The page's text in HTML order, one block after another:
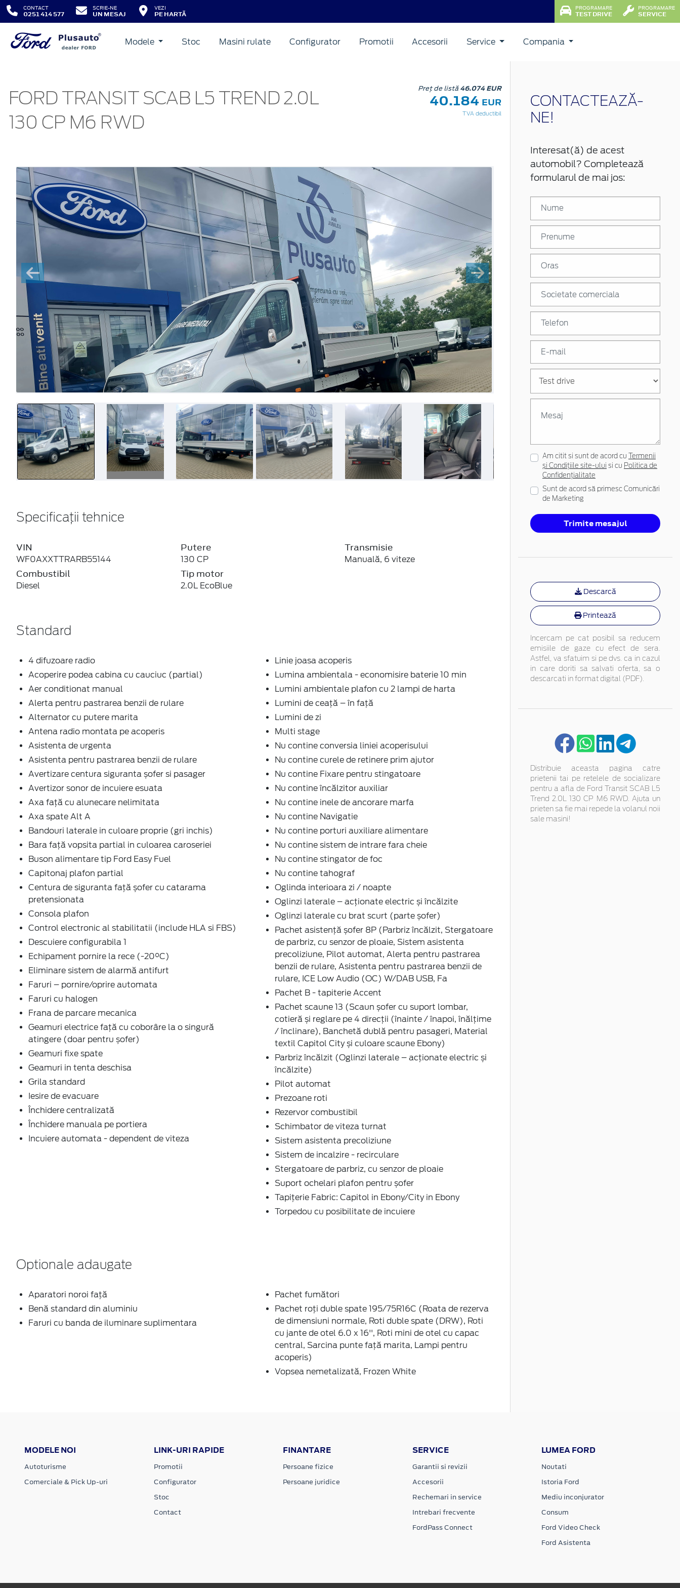
CONTACT
0251 414 577
SCRIE-NE
UN MESAJ
VEZI
PE HARTĂ
PROGRAMARE
TEST DRIVE
PROGRAMARE
SERVICE
Modele Stoc Masini rulate Configurator Promotii Accesorii Service Compania
FORD TRANSIT SCAB L5 TREND 2.0L
130 CP M6 RWD
Preț de listă46.074 EUR
40.184 EUR
TVA deductibil
Specificații tehnice
VIN
WF0AXXTTRARB55144
Combustibil
Diesel
Putere
130 CP
Tip motor
2.0L EcoBlue
Transmisie
Manuală, 6 viteze
Standard
4 difuzoare radio
Acoperire podea cabina cu cauciuc (partial)
Aer conditionat manual
Alerta pentru pastrarea benzii de rulare
Alternator cu putere marita
Antena radio montata pe acoperis
Asistenta de urgenta
Asistenta pentru pastrarea benzii de rulare
Avertizare centura siguranta șofer si pasager
Avertizor sonor de incuiere esuata
Axa față cu alunecare nelimitata
Axa spate Alt A
Bandouri laterale in culoare proprie (gri inchis)
Bara față vopsita partial in culoarea caroseriei
Buson alimentare tip Ford Easy Fuel
Capitonaj plafon partial
Centura de siguranta față șofer cu catarama
pretensionata
Consola plafon
Control electronic al stabilitatii (include HLA si FBS)
Descuiere configurabila 1
Echipament pornire la rece (-20°C)
Eliminare sistem de alarmă antifurt
Faruri – pornire/oprire automata
Faruri cu halogen
Frana de parcare mecanica
Geamuri electrice faţă cu coborâre la o singură
atingere (doar pentru șofer)
Geamuri fixe spate
Geamuri in tenta deschisa
Grila standard
Iesire de evacuare
Închidere centralizată
Închidere manuala pe portiera
Incuiere automata - dependent de viteza
Linie joasa acoperis
Lumina ambientala - economisire baterie 10 min
Lumini ambientale plafon cu 2 lampi de harta
Lumini de ceață – în față
Lumini de zi
Multi stage
Nu contine conversia liniei acoperisului
Nu contine curele de retinere prim ajutor
Nu contine Fixare pentru stingatoare
Nu contine încălzitor auxiliar
Nu contine inele de ancorare marfa
Nu contine Navigatie
Nu contine porturi auxiliare alimentare
Nu contine sistem de intrare fara cheie
Nu contine stingator de foc
Nu contine tahograf
Oglinda interioara zi / noapte
Oglinzi laterale – acționate electric și încălzite
Oglinzi laterale cu brat scurt (parte șofer)
Pachet asistență șofer 8P (Parbriz încălzit, Stergatoare
de parbriz, cu senzor de ploaie, Sistem asistenta
precoliziune, Pilot automat, Alerta pentru pastrarea
benzii de rulare, Asistenta pentru pastrarea benzii de
rulare, ICE Low Audio (OC) W/DAB USB, Fa
Pachet B - tapiterie Accent
Pachet scaune 13 (Scaun șofer cu suport lombar,
cotieră și reglare pe 4 direcții (înainte / înapoi, înălțime
/ înclinare), Banchetă dublă pentru pasageri, Material
textil Capitol City și culoare scaune Ebony)
Parbriz încălzit (Oglinzi laterale – acționate electric și
încălzite)
Pilot automat
Prezoane roti
Rezervor combustibil
Schimbator de viteza turnat
Sistem asistenta precoliziune
Sistem de incalzire - recirculare
Stergatoare de parbriz, cu senzor de ploaie
Suport ochelari plafon pentru șofer
Tapițerie Fabric: Capitol in Ebony/City in Ebony
Torpedou cu posibilitate de incuiere
Optionale adaugate
Aparatori noroi faţă
Benă standard din aluminiu
Faruri cu banda de iluminare suplimentara
Pachet fumători
Pachet roți duble spate 195/75R16C (Roata de rezerva
de dimensiuni normale, Roti duble spate (DRW), Roti
cu jante de otel 6.0 x 16'', Roti mini de otel cu capac
central, Sarcina punte față marita, Lampi pentru
acoperis)
Vopsea nemetalizată, Frozen White
CONTACTEAZĂ-
NE!
Interesat(ă) de acest
automobil? Completează
formularul de mai jos:
Am citit si sunt de acord cu
Termenii
și Condițiile site-ului si cu Politica de
Confidențialitate
Sunt de acord să primesc Comunicări
de Marketing
Trimite mesajul
Descarcă
Printează
Incercam pe cat posibil sa reducem
emisiile de gaze cu efect de sera.
Astfel, va sfatuim si pe dvs. ca in cazul
in care doriti sa salvati oferta, sa o
descarcati in format digital (PDF).
Distribuie aceasta pagina catre
prietenii tai pe retelele de socializare
pentru a afla de Ford Transit SCAB L5
Trend 2.0L 130 CP M6 RWD. Ajuta un
prieten sa fie mai repede la volanul noii
sale masini!
MODELE NOI
Autoturisme
Comerciale & Pick Up-uri
LINK-URI RAPIDE
Promotii
Configurator
Stoc
Contact
FINANTARE
Persoane fizice
Persoane juridice
SERVICE
Garantii si revizii
Accesorii
Rechemari in service
Intrebari frecvente
FordPass Connect
LUMEA FORD
Noutati
Istoria Ford
Mediu inconjurator
Consum
Ford Video Check
Ford Asistenta